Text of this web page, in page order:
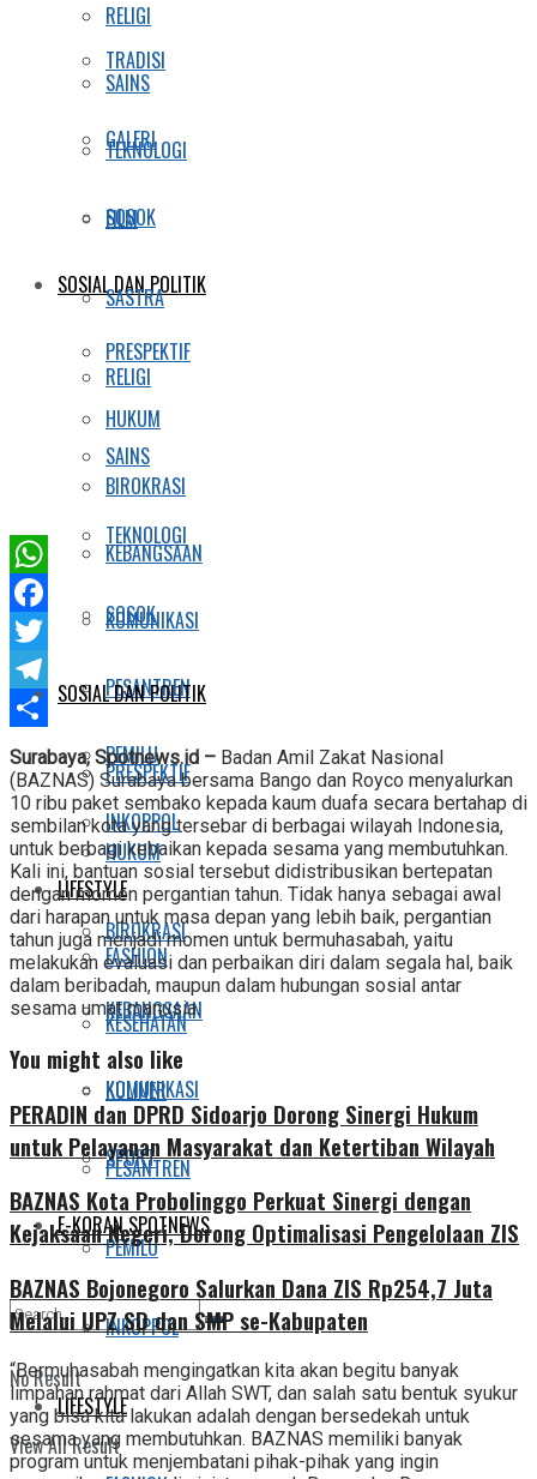
RELIGI
SAINS
TEKNOLOGI
SOSOK
SOSIAL DAN POLITIK
PRESPEKTIF
HUKUM
BIROKRASI
KEBANGSAAN
KOMUNIKASI
PESANTREN
PEMILU
INKOPPOL
LIFESTYLE
FASHION
KESEHATAN
KULINER
SPORT
E-KORAN SPOTNEWS
No Result
View All Result
TRADISI
GALERI
FILM
SASTRA
RELIGI
SAINS
TEKNOLOGI
SOSOK
SOSIAL DAN POLITIK
PRESPEKTIF
HUKUM
BIROKRASI
KEBANGSAAN
KOMUNIKASI
PESANTREN
PEMILU
INKOPPOL
LIFESTYLE
WhatsApp
Facebook
Twitter
Telegram
Share
Surabaya, Spotnews.id – Badan Amil Zakat Nasional
(BAZNAS) Surabaya bersama Bango dan Royco menyalurkan
10 ribu paket sembako kepada kaum duafa secara bertahap di
sembilan kota yang tersebar di berbagai wilayah Indonesia,
untuk berbagi kebaikan kepada sesama yang membutuhkan.
Kali ini, bantuan sosial tersebut didistribusikan bertepatan
dengan momen pergantian tahun. Tidak hanya sebagai awal
dari harapan untuk masa depan yang lebih baik, pergantian
tahun juga menjadi momen untuk bermuhasabah, yaitu
melakukan evaluasi dan perbaikan diri dalam segala hal, baik
dalam beribadah, maupun dalam hubungan sosial antar
sesama umat manusia.
You might also like
PERADIN dan DPRD Sidoarjo Dorong Sinergi Hukum
untuk Pelayanan Masyarakat dan Ketertiban Wilayah
BAZNAS Kota Probolinggo Perkuat Sinergi dengan
Kejaksaan Negeri, Dorong Optimalisasi Pengelolaan ZIS
BAZNAS Bojonegoro Salurkan Dana ZIS Rp254,7 Juta
Melalui UPZ SD dan SMP se-Kabupaten
“Bermuhasabah mengingatkan kita akan begitu banyak
limpahan rahmat dari Allah SWT, dan salah satu bentuk syukur
yang bisa kita lakukan adalah dengan bersedekah untuk
sesama yang membutuhkan. BAZNAS memiliki banyak
program untuk menjembatani pihak-pihak yang ingin